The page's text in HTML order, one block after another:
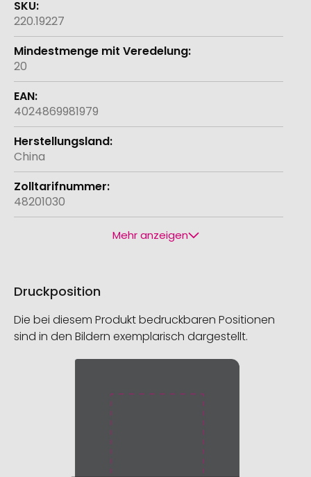
220.19227
20
4024869981979
China
48201030
Mehr anzeigen
Druckposition
Die bei diesem Produkt bedruckbaren Positionen
sind in den Bildern exemplarisch dargestellt.